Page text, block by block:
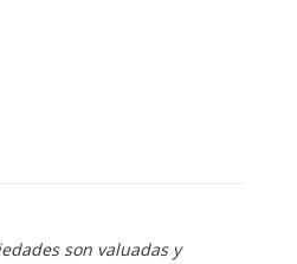
son valuadas y